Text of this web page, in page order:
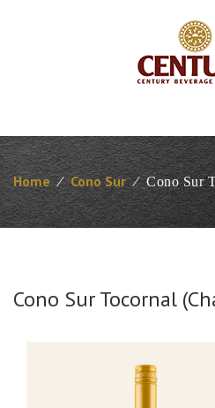
Home ⁄ Cono Sur ⁄ Cono Sur
Cono Sur Tocornal